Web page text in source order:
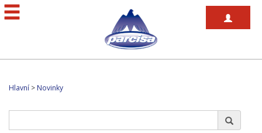
Hlavní > Novinky